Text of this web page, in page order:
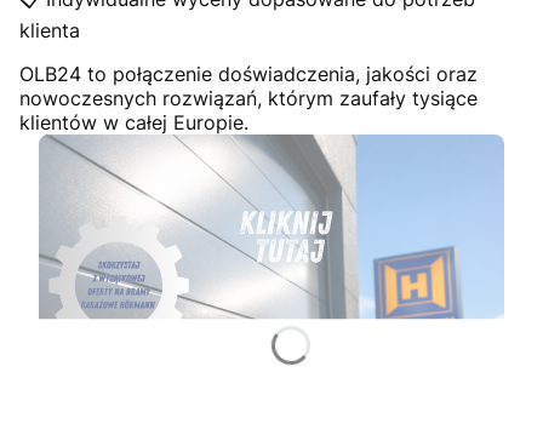
klienta
OLB24 to połączenie doświadczenia, jakości oraz
nowoczesnych rozwiązań, którym zaufały tysiące
klientów w całej Europie.